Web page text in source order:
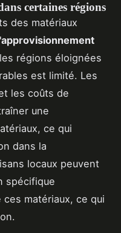
certaines régions
des matériaux
régions éloignées
est limité. Les
les coûts de
une
ce qui
dans la
locaux peuvent
spécifique
matériaux, ce qui